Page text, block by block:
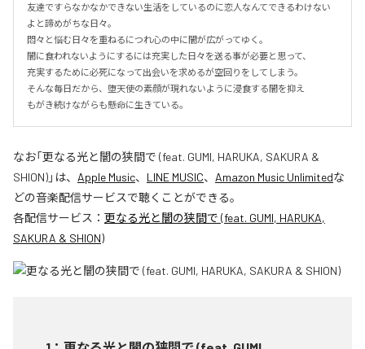
友達ですらなかなかできない生活をしているのに恋人なんてできるわけない
よと諦めがちな日々。
悶々と悩む日々を重ねるにつれ心の中に闇が広がってゆく。
闇に食われないようにするには充実した日々を送る事が必要と思って、
充実するために必死になって出会いを求めるが空回りをしてしまう。
そんな毎日だから、堕天使の素顔が現れないように浸食する闇を抑え
もがき続けながらも懸命に生きている。
なお「更なる光と闇の狭間で (feat. GUMI, HARUKA, SAKURA &
SHION)」は、 Apple Music、 LINE MUSIC、 Amazon Music Unlimitedな
どの音楽配信サービスで聴くことができる。
各配信サービス： 更なる光と闇の狭間で (feat. GUMI, HARUKA,
SAKURA & SHION)